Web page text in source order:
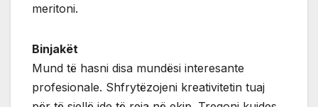
meritoni.
Binjakët
Mund të hasni disa mundësi interesante
profesionale. Shfrytëzojeni kreativitetin tuaj